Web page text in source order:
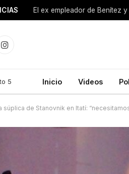
Instagram
5 Inicio Videos
súplica de Stanovnik en Itatí: